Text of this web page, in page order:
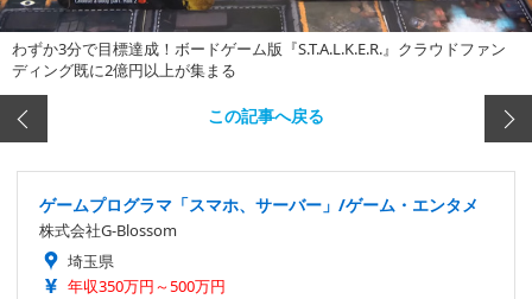
わずか3分で目標達成！ボードゲーム版『S.T.A.L.K.E.R.』クラウドファン
ディング既に2億円以上が集まる
この記事へ戻る
ゲームプログラマ「スマホ、サーバー」/ゲーム・エンタメ
株式会社G-Blossom
埼玉県
年収350万円～500万円